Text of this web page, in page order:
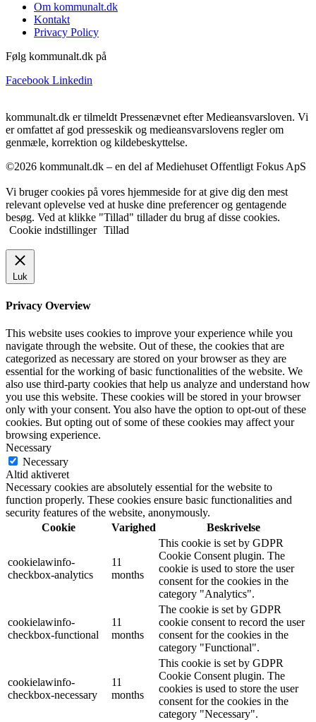
Om kommunalt.dk
Kontakt
Privacy Policy
Følg kommunalt.dk på
Facebook Linkedin
kommunalt.dk er tilmeldt Pressenævnet efter Medieansvarsloven. Vi
er omfattet af god presseskik og medieansvarslovens regler om
genmæle, korrektion og kildebeskyttelse.
©2026 kommunalt.dk – en del af Mediehuset Offentligt Fokus ApS
Vi bruger cookies på vores hjemmeside for at give dig den mest
relevant oplevelse ved at huske dine preferencer og gentagende
besøg. Ved at klikke "Tillad" tillader du brug af disse cookies.
Cookie indstillinger Tillad
Luk
Privacy Overview
This website uses cookies to improve your experience while you
navigate through the website. Out of these, the cookies that are
categorized as necessary are stored on your browser as they are
essential for the working of basic functionalities of the website. We
also use third-party cookies that help us analyze and understand how
you use this website. These cookies will be stored in your browser
only with your consent. You also have the option to opt-out of these
cookies. But opting out of some of these cookies may affect your
browsing experience.
Necessary
Necessary
Altid aktiveret
Necessary cookies are absolutely essential for the website to
function properly. These cookies ensure basic functionalities and
security features of the website, anonymously.
Cookie
Varighed Beskrivelse
cookielawinfo-
checkbox-analytics
11
months
This cookie is set by GDPR
Cookie Consent plugin. The
cookie is used to store the user
consent for the cookies in the
category "Analytics".
cookielawinfo-
checkbox-functional
11
months
The cookie is set by GDPR
cookie consent to record the user
consent for the cookies in the
category "Functional".
cookielawinfo-
checkbox-necessary
11
months
This cookie is set by GDPR
Cookie Consent plugin. The
cookies is used to store the user
consent for the cookies in the
category "Necessary".